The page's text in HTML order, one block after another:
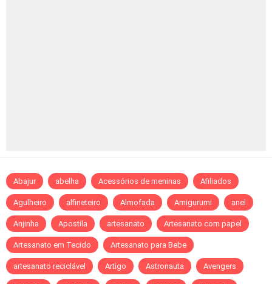
Abajur abelha Acessórios de meninas Afiliados
Agulheiro alfineteiro Almofada Amigurumi anel
Anjinha Apostila artesanato Artesanato com papel
Artesanato em Tecido Artesanato para Bebe
artesanato reciclável Artigo Astronauta Avengers